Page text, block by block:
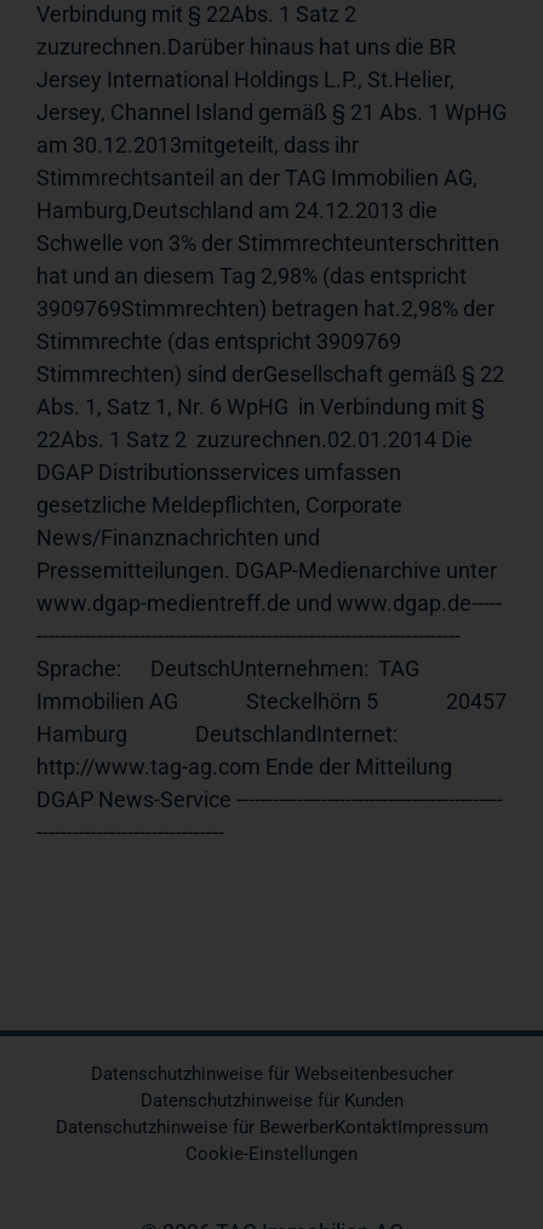
Verbindung mit § 22Abs. 1 Satz 2
zuzurechnen.Darüber hinaus hat uns die BR
Jersey International Holdings L.P., St.Helier,
Jersey, Channel Island gemäß § 21 Abs. 1 WpHG
am 30.12.2013mitgeteilt, dass ihr
Stimmrechtsanteil an der TAG Immobilien AG,
Hamburg,Deutschland am 24.12.2013 die
Schwelle von 3% der Stimmrechteunterschritten
hat und an diesem Tag 2,98% (das entspricht
3909769Stimmrechten) betragen hat.2,98% der
Stimmrechte (das entspricht 3909769
Stimmrechten) sind derGesellschaft gemäß § 22
Abs. 1, Satz 1, Nr. 6 WpHG  in Verbindung mit §
22Abs. 1 Satz 2  zuzurechnen.02.01.2014 Die
DGAP Distributionsservices umfassen
gesetzliche Meldepflichten, Corporate
News/Finanznachrichten und
Pressemitteilungen. DGAP-Medienarchive unter
www.dgap-medientreff.de und www.dgap.de-----
----------------------------------------------------------------------
Sprache:      DeutschUnternehmen:  TAG
Immobilien AG              Steckelhörn 5              20457
Hamburg              DeutschlandInternet:
http://www.tag-ag.com Ende der Mitteilung
DGAP News-Service --------------------------------------------
-------------------------------
Datenschutzhinweise für Webseitenbesucher
Datenschutzhinweise für Kunden
Datenschutzhinweise für BewerberKontaktImpressum
Cookie-Einstellungen